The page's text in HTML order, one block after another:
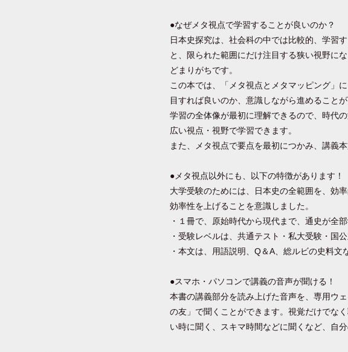
●なぜメタ視点で学習することが良いのか？
日本史探究は、社会科の中では比較的、学習
と、限られた範囲にだけ注目する狭い視野に
どまりがちです。
この本では、「メタ視点とメタマッピング」
目すれば良いのか、意識しながら進めることが
学習の全体像が最初に理解できるので、時代
広い視点・視野で学習できます。
また、メタ視点で要点を最初につかみ、講義
●メタ視点以外にも、以下の特徴があります！
大学受験のためには、日本史の全範囲を、効
効率性を上げることを意識しました。
・１冊で、原始時代から現代まで、通史が全部
・受験レベルは、共通テスト・私大受験・国
・本文は、用語説明、Q＆A、総ルビの史料文
●スマホ・パソコンで講義の音声が聞ける！
本書の講義部分を読み上げた音声を、専用ウ
の友」で聞くことができます。視覚だけでな
い時に聞く、スキマ時間などに聞くなど、自